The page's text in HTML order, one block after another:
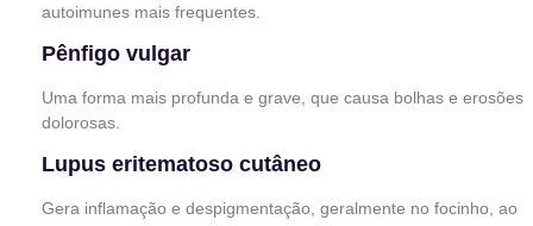
autoimunes mais frequentes.
Pênfigo vulgar
Uma forma mais profunda e grave, que causa bolhas e erosões
dolorosas.
Lupus eritematoso cutâneo
Gera inflamação e despigmentação, geralmente no focinho, ao